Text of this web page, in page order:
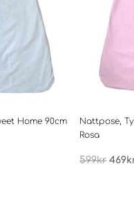
Home 90cm
Nattpose,
Rosa
599kr 469